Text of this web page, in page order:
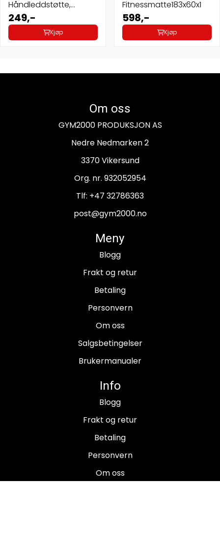
Håndleddstøtte,
neoprene II
249,-
Kjøp
Fitnessmatte183x60x1
598,-
Kjøp
Om oss
GYM2000 PRODUKSJON AS
Nedre Nedmarken 2
3370 Vikersund
Org. nr. 932052954
Tlf: +47 32786363
post@gym2000.no
Meny
Blogg
Frakt og retur
Betaling
Personvern
Om oss
Salgsbetingelser
Brukermanualer
Info
Blogg
Frakt og retur
Betaling
Personvern
Om oss